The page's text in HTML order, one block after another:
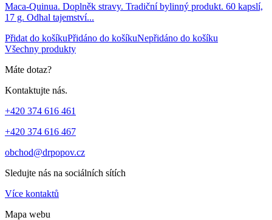
Maca-Quinua. Doplněk stravy. Tradiční bylinný produkt. 60 kapslí,
17 g. Odhal tajemství...
Přidat do košíkuPřidáno do košíkuNepřidáno do košíku
Všechny produkty
Máte dotaz?
Kontaktujte nás.
+420 374 616 461
+420 374 616 467
obchod@drpopov.cz
Sledujte nás na sociálních sítích
Více kontaktů
Mapa webu